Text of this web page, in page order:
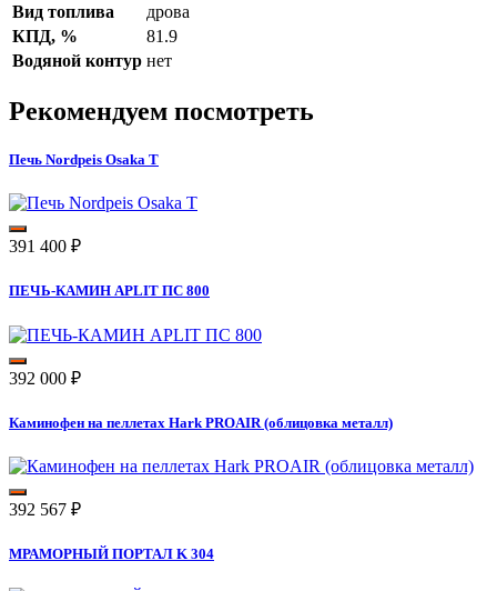
Вид топлива
дрова
КПД, %
81.9
Водяной контур нет
Рекомендуем посмотреть
Печь Nordpeis Osaka T
391 400 ₽
ПЕЧЬ-КАМИН APLIT ПС 800
392 000 ₽
Каминофен на пеллетах Hark PROAIR (облицовка металл)
392 567 ₽
МРАМОРНЫЙ ПОРТАЛ K 304